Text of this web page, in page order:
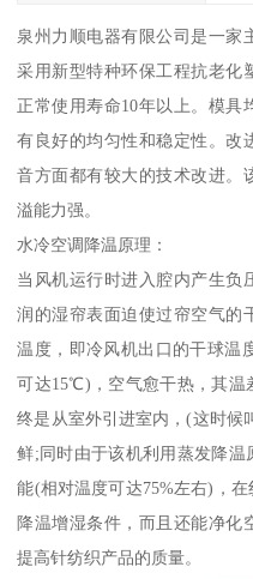
泉州力顺电器有限公司是一家
采用新型特种环保工程抗老化
正常使用寿命10年以上。模具
有良好的均匀性和稳定性。改
音方面都有较大的技术改进。
溢能力强。
水冷空调降温原理：
当风机运行时进入腔内产生负
润的湿帘表面迫使过帘空气的
温度，即冷风机出口的干球温
可达15℃)，空气愈干热，其温
终是从室外引进室内，(这时候
鲜;同时由于该机利用蒸发降
能(相对温度可达75%左右)，
降温增湿条件，而且还能净化
提高针纺织产品的质量。